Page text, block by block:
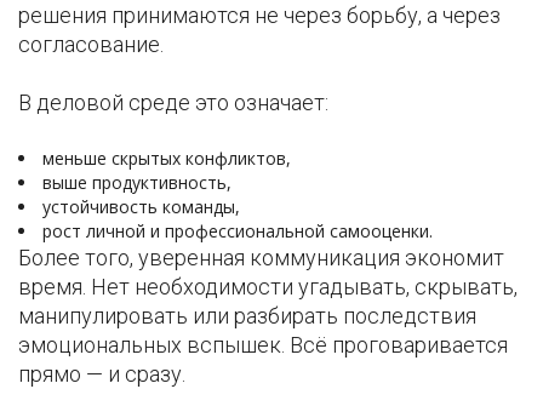
решения принимаются не через борьбу, а через
согласование.
В деловой среде это означает:
меньше скрытых конфликтов,
выше продуктивность,
устойчивость команды,
рост личной и профессиональной самооценки.
Более того, уверенная коммуникация экономит
время. Нет необходимости угадывать, скрывать,
манипулировать или разбирать последствия
эмоциональных вспышек. Всё проговаривается
прямо — и сразу.